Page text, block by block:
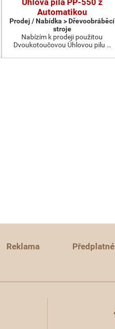
Úhlová pila PP-550 z
Automatikou
Prodej / Nabídka > Dřevoobráběcí
stroje
Nabízím k prodeji použitou
Dvoukotoučovou Úhlovou pilu …
Reklama Předplatné